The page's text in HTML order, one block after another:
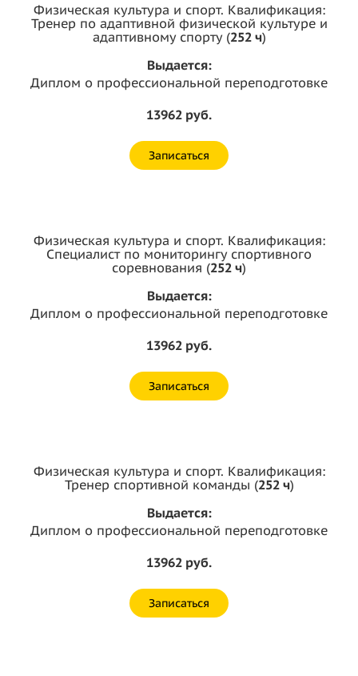
Физическая культура и спорт. Квалификация:
Тренер по адаптивной физической культуре и
адаптивному спорту (252 ч)
Выдается:
Диплом о профессиональной переподготовке
13962 руб.
Записаться
Физическая культура и спорт. Квалификация:
Специалист по мониторингу спортивного
соревнования (252 ч)
Выдается:
Диплом о профессиональной переподготовке
13962 руб.
Записаться
Физическая культура и спорт. Квалификация:
Тренер спортивной команды (252 ч)
Выдается:
Диплом о профессиональной переподготовке
13962 руб.
Записаться